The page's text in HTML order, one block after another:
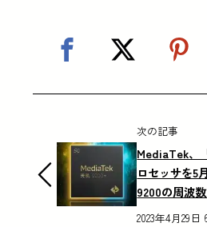
次の記事
MediaTek、
ロセッサを5
9200の周波
2023年4月29日